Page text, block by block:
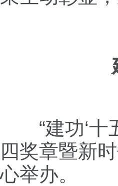
“建功‘
四奖章暨新
心举办。